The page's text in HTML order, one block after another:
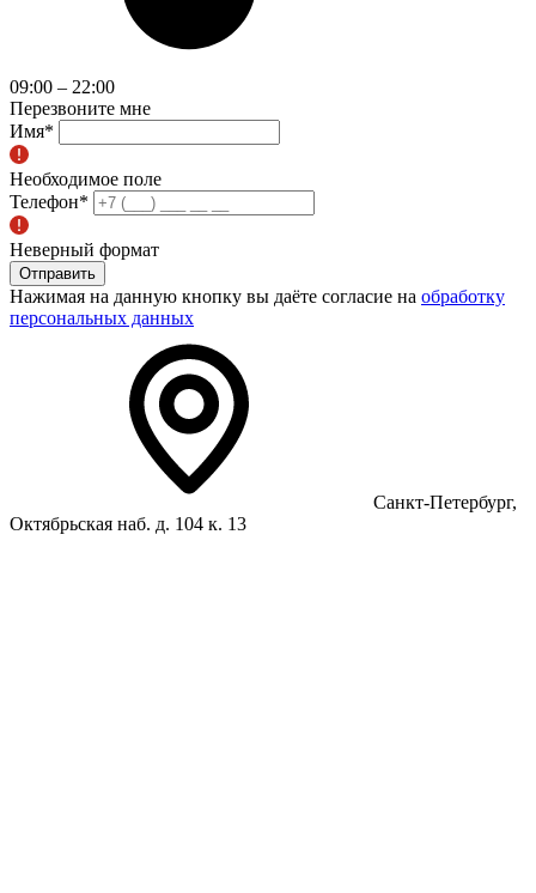
09:00 – 22:00
Перезвоните мне
Имя*
Необходимое поле
Телефон*
Неверный формат
Отправить
Нажимая на данную кнопку вы даёте согласие на обработку
персональных данных
Санкт-Петербург,
Октябрьская наб. д. 104 к. 13